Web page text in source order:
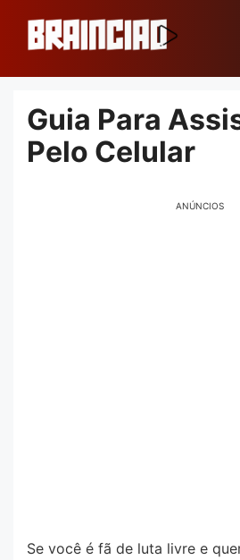
conteúdo
Guia Para
Pelo Celular
ANÚNCIOS
Se você é fã de luta livre e